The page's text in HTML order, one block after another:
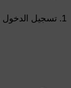
تسجيل